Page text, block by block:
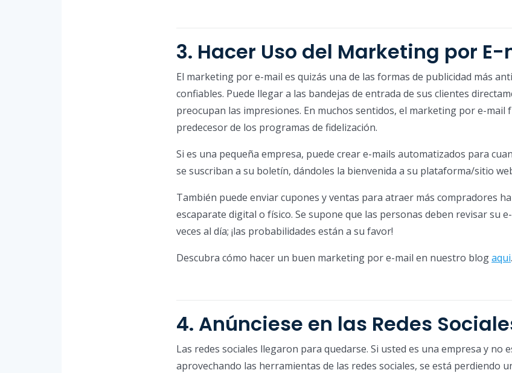
3. Hacer Uso del Marketing por
El marketing por e-mail es quizás una de las formas de publicidad más
confiables. Puede llegar a las bandejas de entrada de sus clientes
preocupan las impresiones. En muchos sentidos, el marketing por e-mail
predecesor de los programas de fidelización.
Si es una pequeña empresa, puede crear e-mails automatizados para
se suscriban a su boletín, dándoles la bienvenida a su plataforma/sitio
También puede enviar cupones y ventas para atraer más compradores
escaparate digital o físico. Se supone que las personas deben revisar su
veces al día; ¡las probabilidades están a su favor!
Descubra cómo hacer un buen marketing por e-mail en nuestro blogaqui.
4. Anúnciese en las Redes
Las redes sociales llegaron para quedarse. Si usted es una empresa y no
aprovechando las herramientas de las redes sociales, se está perdiendo